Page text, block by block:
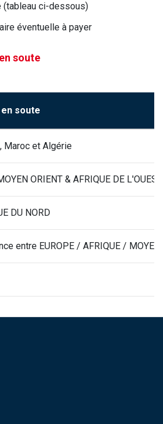
(tableau ci-dessous)
éventuelle à payer
soute
soute
Maroc et Algérie
ORIENT & AFRIQUE DE L'OUEST
DU NORD
entre EUROPE / AFRIQUE /